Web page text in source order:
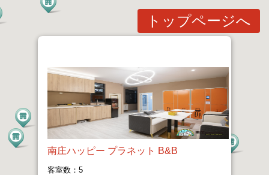
トップページへ
南庄ハッピー プラネット B&B
客室数：5